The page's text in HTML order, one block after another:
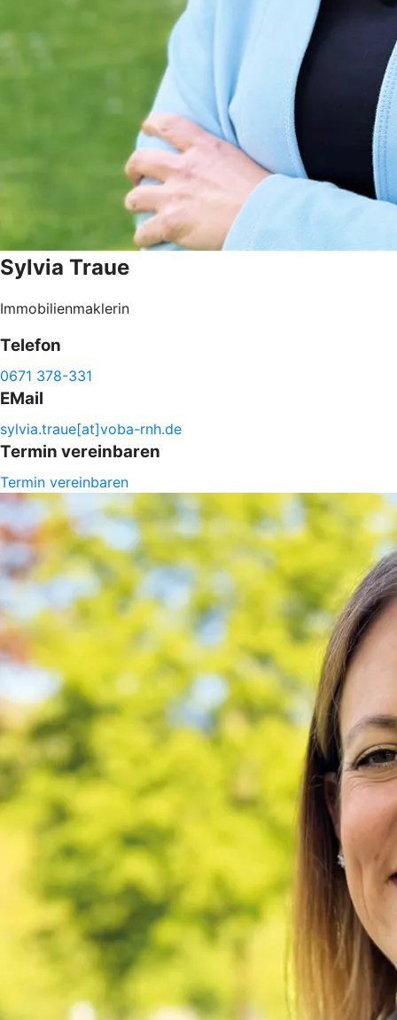
Sylvia Traue
Immobilienmaklerin
Telefon
0671 378-331
EMail
sylvia.traue[at]voba-rnh.de
Termin vereinbaren
Termin vereinbaren